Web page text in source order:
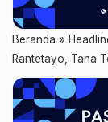
Beranda »
Rantetayo, Tana